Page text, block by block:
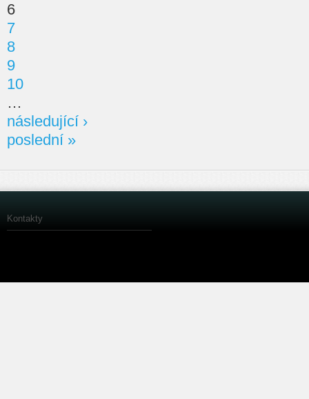
6
7
8
9
10
…
následující ›
poslední »
Kontakty